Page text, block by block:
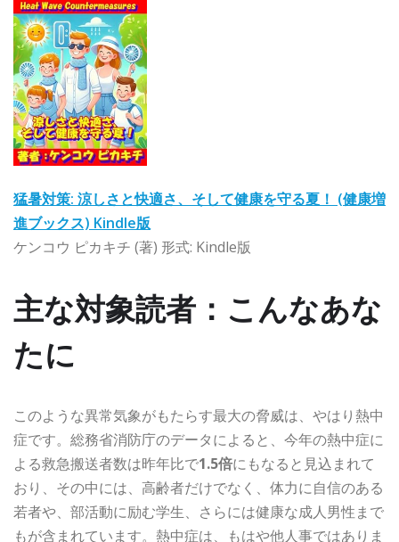
猛暑対策: 涼しさと快適さ、そして健康を守る夏！ (健康増
進ブックス) Kindle版
ケンコウ ピカキチ (著) 形式: Kindle版
主な対象読者：こんなあな
たに
このような異常気象がもたらす最大の脅威は、やはり熱中
症です。総務省消防庁のデータによると、今年の熱中症に
よる救急搬送者数は昨年比で1.5倍にもなると見込まれて
おり、その中には、高齢者だけでなく、体力に自信のある
若者や、部活動に励む学生、さらには健康な成人男性まで
もが含まれています。熱中症は、もはや他人事ではありま